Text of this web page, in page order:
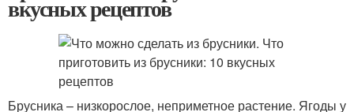
вкусных рецептов
Брусника – низкорослое, неприметное растение. Ягоды у